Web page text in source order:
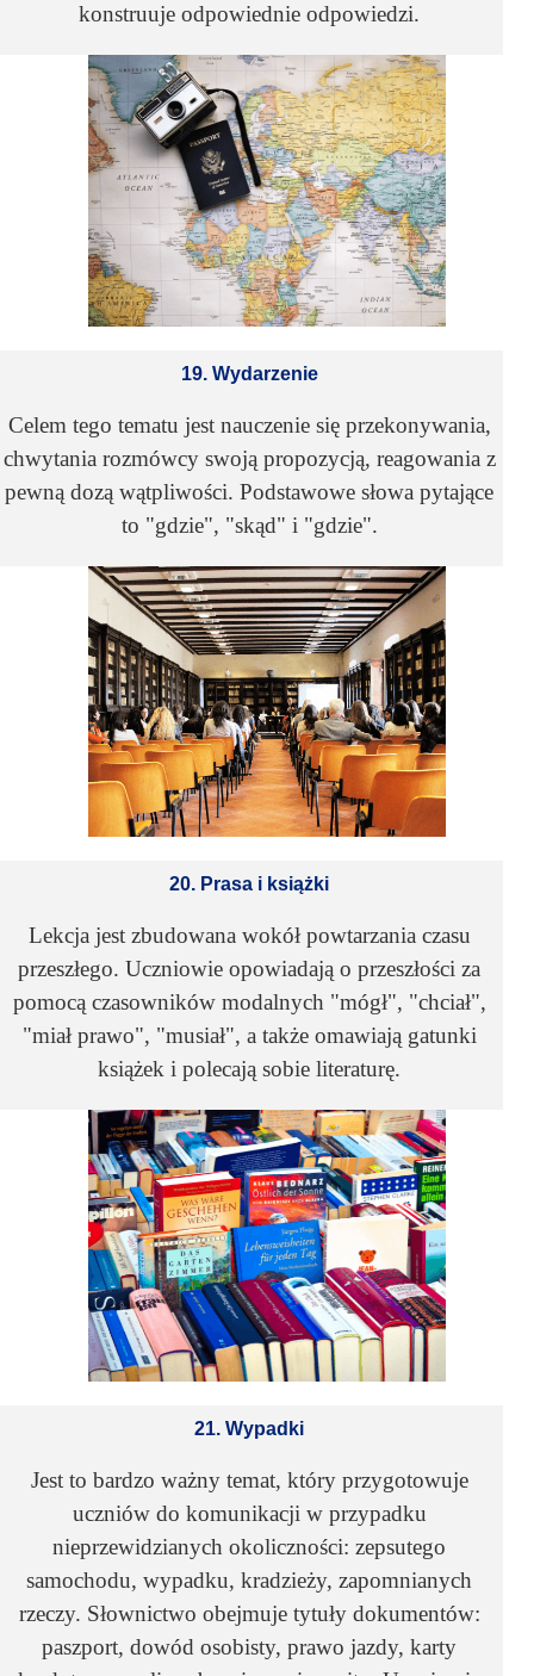
konstruuje odpowiednie odpowiedzi.
19. Wydarzenie
Celem tego tematu jest nauczenie się przekonywania,
chwytania rozmówcy swoją propozycją, reagowania z
pewną dozą wątpliwości. Podstawowe słowa pytające
to "gdzie", "skąd" i "gdzie".
20. Prasa i książki
Lekcja jest zbudowana wokół powtarzania czasu
przeszłego. Uczniowie opowiadają o przeszłości za
pomocą czasowników modalnych "mógł", "chciał",
"miał prawo", "musiał", a także omawiają gatunki
książek i polecają sobie literaturę.
21. Wypadki
Jest to bardzo ważny temat, który przygotowuje
uczniów do komunikacji w przypadku
nieprzewidzianych okoliczności: zepsutego
samochodu, wypadku, kradzieży, zapomnianych
rzeczy. Słownictwo obejmuje tytuły dokumentów:
paszport, dowód osobisty, prawo jazdy, karty